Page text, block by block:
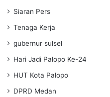
Siaran Pers
Tenaga Kerja
gubernur sulsel
Hari Jadi Palopo Ke-24
HUT Kota Palopo
DPRD Medan